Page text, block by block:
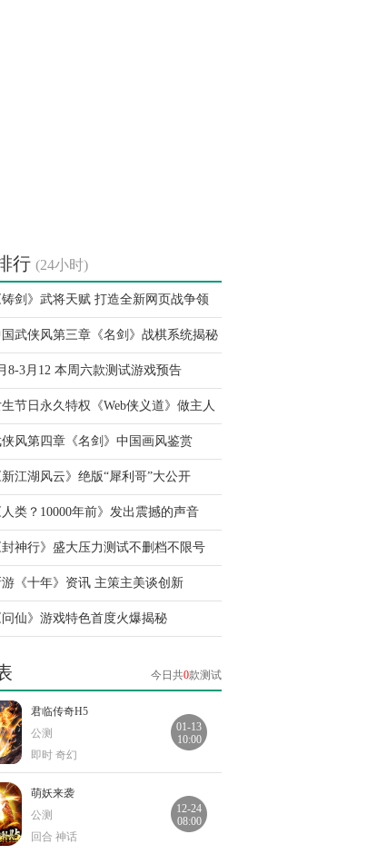
行 (24小时)
铸剑》武将天赋 打造全新网页战争领
武侠风第三章《名剑》战棋系统揭秘
8-3月12 本周六款测试游戏预告
节日永久特权《Web侠义道》做主人
风第四章《名剑》中国画风鉴赏
新江湖风云》绝版“犀利哥”大公开
人类？10000年前》发出震撼的声音
封神行》盛大压力测试不删档不限号
游《十年》资讯 主策主美谈创新
问仙》游戏特色首度火爆揭秘
今日共0款测试
君临传奇H5
公测
即时 奇幻
01-13
10:00
萌妖来袭
公测
回合 神话
12-24
08:00